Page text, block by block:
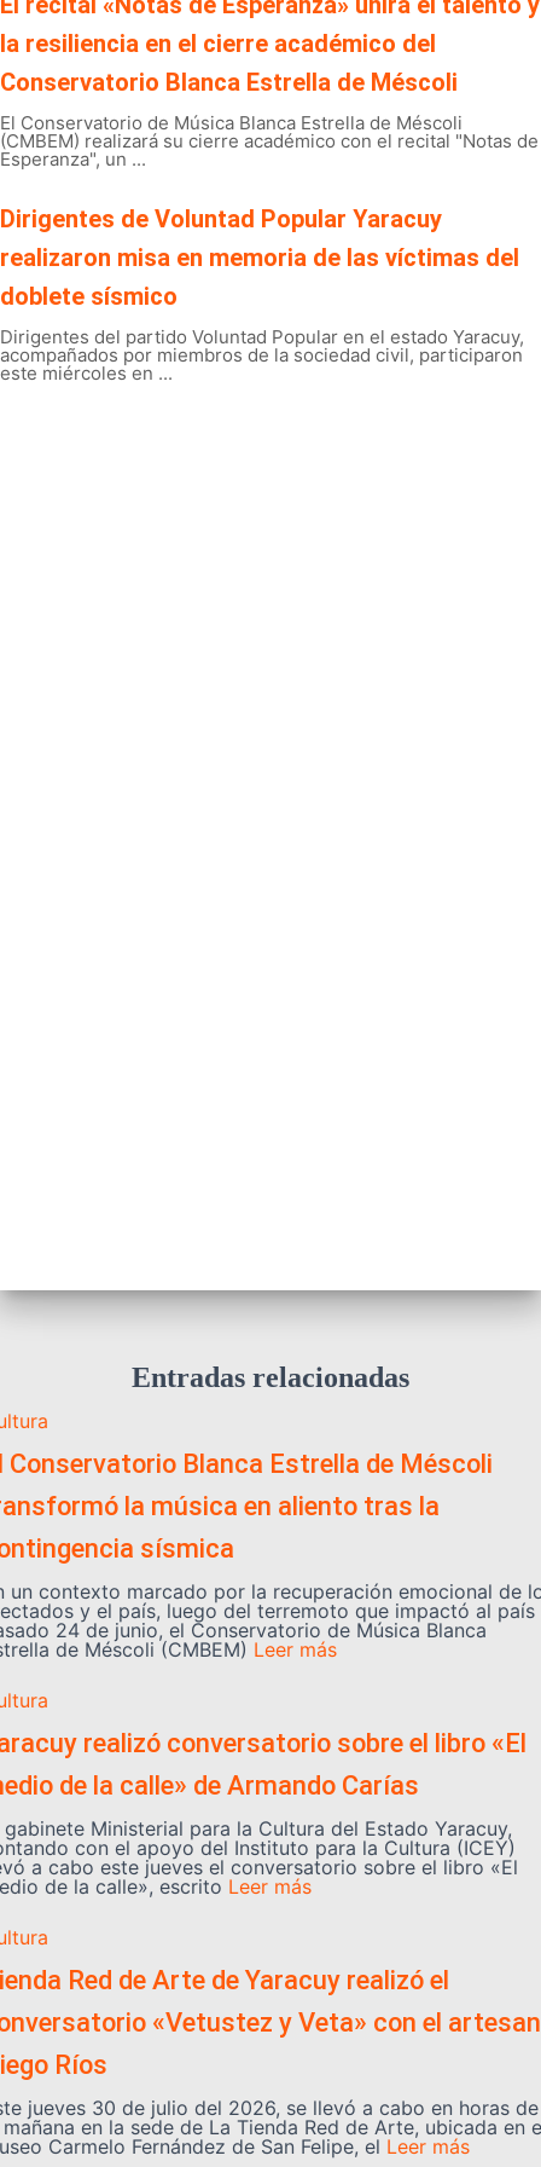
la resiliencia en el cierre académico del
Conservatorio Blanca Estrella de Méscoli
El Conservatorio de Música Blanca Estrella de Méscoli
(CMBEM) realizará su cierre académico con el recital "Notas de
Esperanza", un ...
Dirigentes de Voluntad Popular Yaracuy
realizaron misa en memoria de las víctimas del
doblete sísmico
Dirigentes del partido Voluntad Popular en el estado Yaracuy,
acompañados por miembros de la sociedad civil, participaron
este miércoles en ...
Entradas relacionadas
Conservatorio Blanca Estrella de Méscoli
la música en aliento tras la
sísmica
un contexto marcado por la recuperación emocional de
y el país, luego del terremoto que impactó al país
24 de junio, el Conservatorio de Música Blanca
de Méscoli (CMBEM) Leer más
realizó conversatorio sobre el libro «El
de la calle» de Armando Carías
gabinete Ministerial para la Cultura del Estado Yaracuy,
con el apoyo del Instituto para la Cultura (ICEY)
a cabo este jueves el conversatorio sobre el libro «El
de la calle», escrito Leer más
Red de Arte de Yaracuy realizó el
«Vetustez y Veta» con el
Ríos
jueves 30 de julio del 2026, se llevó a cabo en horas de
en la sede de La Tienda Red de Arte, ubicada en
Carmelo Fernández de San Felipe, el Leer más